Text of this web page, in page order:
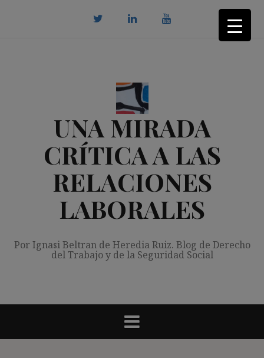
UNA MIRADA
CRÍTICA A LAS
RELACIONES
LABORALES
Por Ignasi Beltran de Heredia Ruiz. Blog de Derecho
del Trabajo y de la Seguridad Social